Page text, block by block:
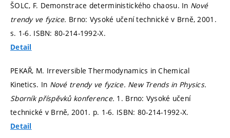
ŠOLC, F. Demonstrace deterministického chaosu. In Nové
trendy ve fyzice. Brno: Vysoké učení technické v Brně, 2001.
s. 1-6. ISBN: 80-214-1992-X.
Detail
PEKAŘ, M. Irreversible Thermodynamics in Chemical
Kinetics. In Nové trendy ve fyzice. New Trends in Physics.
Sborník příspěvků konference. 1. Brno: Vysoké učení
technické v Brně, 2001. p. 1-6. ISBN: 80-214-1992-X.
Detail